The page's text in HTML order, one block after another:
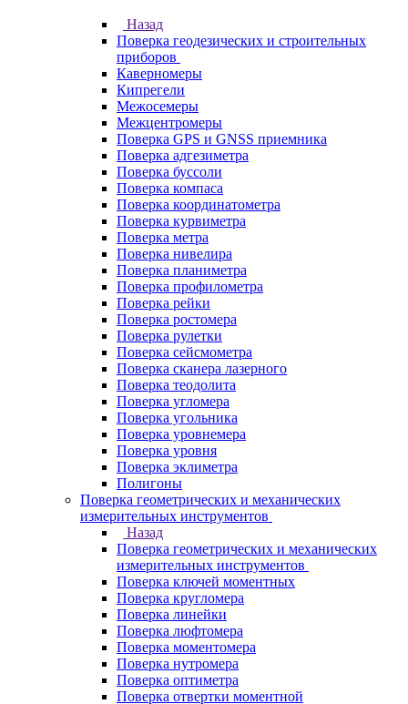
Назад
Поверка геодезических и строительных
приборов
Каверномеры
Кипрегели
Межосемеры
Межцентромеры
Поверка GPS и GNSS приемника
Поверка адгезиметра
Поверка буссоли
Поверка компаса
Поверка координатометра
Поверка курвиметра
Поверка метра
Поверка нивелира
Поверка планиметра
Поверка профилометра
Поверка рейки
Поверка ростомера
Поверка рулетки
Поверка сейсмометра
Поверка сканера лазерного
Поверка теодолита
Поверка угломера
Поверка угольника
Поверка уровнемера
Поверка уровня
Поверка эклиметра
Полигоны
Поверка геометрических и механических
измерительных инструментов
Назад
Поверка геометрических и механических
измерительных инструментов
Поверка ключей моментных
Поверка кругломера
Поверка линейки
Поверка люфтомера
Поверка моментомера
Поверка нутромера
Поверка оптиметра
Поверка отвертки моментной